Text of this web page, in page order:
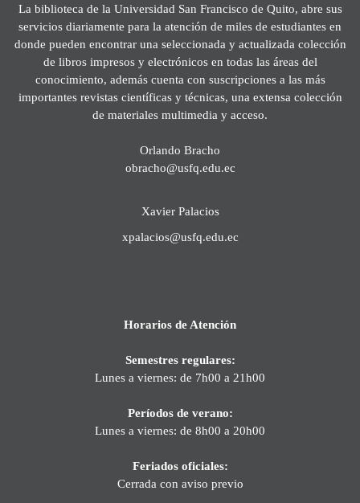
La biblioteca de la Universidad San Francisco de Quito, abre sus
servicios diariamente para la atención de miles de estudiantes en
donde pueden encontrar una seleccionada y actualizada colección
de libros impresos y electrónicos en todas las áreas del
conocimiento, además cuenta con suscripciones a las más
importantes revistas científicas y técnicas, una extensa colección
de materiales multimedia y acceso.
Orlando Bracho
obracho@usfq.edu.ec
Xavier Palacios
xpalacios@usfq.edu.ec
Horarios de Atención
Semestres regulares:
Lunes a viernes: de 7h00 a 21h00
Períodos de verano:
Lunes a viernes: de 8h00 a 20h00
Feriados oficiales:
Cerrada con aviso previo